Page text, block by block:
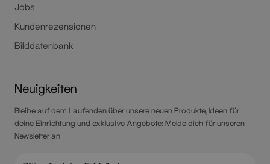
Jobs
Kundenrezensionen
Bilddatenbank
Neuigkeiten
Bleibe auf dem Laufenden über unsere neuen Produkte, Ideen für
deine Einrichtung und exklusive Angebote: Melde dich für unseren
Newsletter an